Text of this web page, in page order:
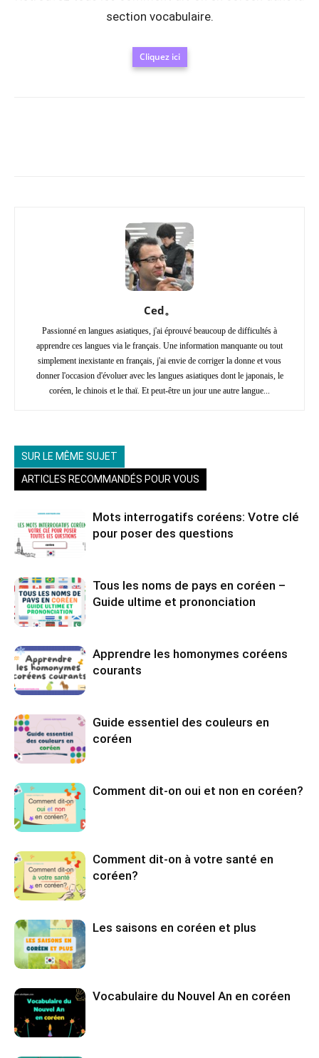
section vocabulaire.
Cliquez ici
Ced。
Passionné en langues asiatiques, j'ai éprouvé beaucoup de difficultés à
apprendre ces langues via le français. Une information manquante ou tout
simplement inexistante en français, j'ai envie de corriger la donne et vous
donner l'occasion d'évoluer avec les langues asiatiques dont le japonais, le
coréen, le chinois et le thaï. Et peut-être un jour une autre langue...
SUR LE MÊME SUJET
ARTICLES RECOMMANDÉS POUR VOUS
Mots interrogatifs coréens: Votre clé
pour poser des questions
Tous les noms de pays en coréen –
Guide ultime et prononciation
Apprendre les homonymes coréens
courants
Guide essentiel des couleurs en
coréen
Comment dit-on oui et non en coréen?
Comment dit-on à votre santé en
coréen?
Les saisons en coréen et plus
Vocabulaire du Nouvel An en coréen